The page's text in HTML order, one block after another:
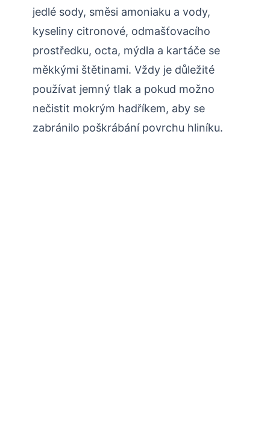
jedlé sody, směsi amoniaku a vody,
kyseliny citronové, odmašťovacího
prostředku, octa, mýdla a kartáče se
měkkými štětinami. Vždy je důležité
používat jemný tlak a pokud možno
nečistit mokrým hadříkem, aby se
zabránilo poškrábání povrchu hliníku.